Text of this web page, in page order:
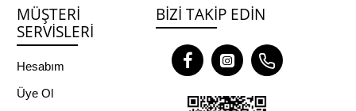
MÜŞTERI
SERVISLERI
Hesabım
Üye Ol
BIZI TAKIP EDIN